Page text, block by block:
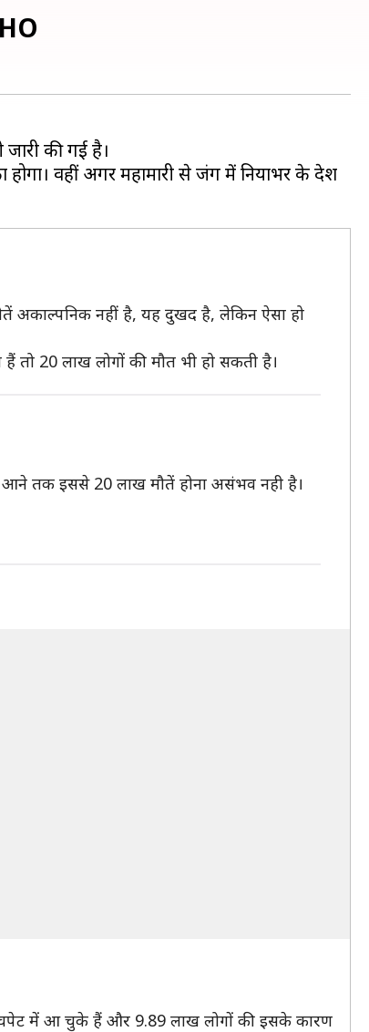
की गई है।
वहीं अगर महामारी से जंग में दुनियाभर के देश
अकाल्पनिक नहीं है, यह दुखद है, लेकिन ऐसा हो
20 लाख लोगों की मौत भी हो सकती है।
आने तक इससे 20 लाख मौतें होना असंभव नही है।
चपेट में आ चुके हैं और 9.89 लाख लोगों की इसके कारण